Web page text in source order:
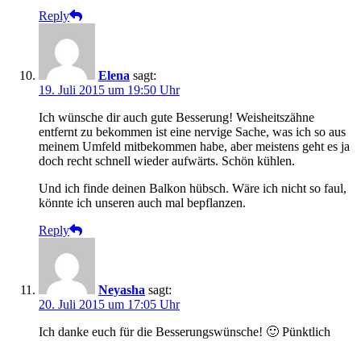
Reply
Elena sagt:
19. Juli 2015 um 19:50 Uhr
Ich wünsche dir auch gute Besserung! Weisheitszähne
entfernt zu bekommen ist eine nervige Sache, was ich so aus
meinem Umfeld mitbekommen habe, aber meistens geht es ja
doch recht schnell wieder aufwärts. Schön kühlen.
Und ich finde deinen Balkon hübsch. Wäre ich nicht so faul,
könnte ich unseren auch mal bepflanzen.
Reply
Neyasha sagt:
20. Juli 2015 um 17:05 Uhr
Ich danke euch für die Besserungswünsche! 🙂 Pünktlich